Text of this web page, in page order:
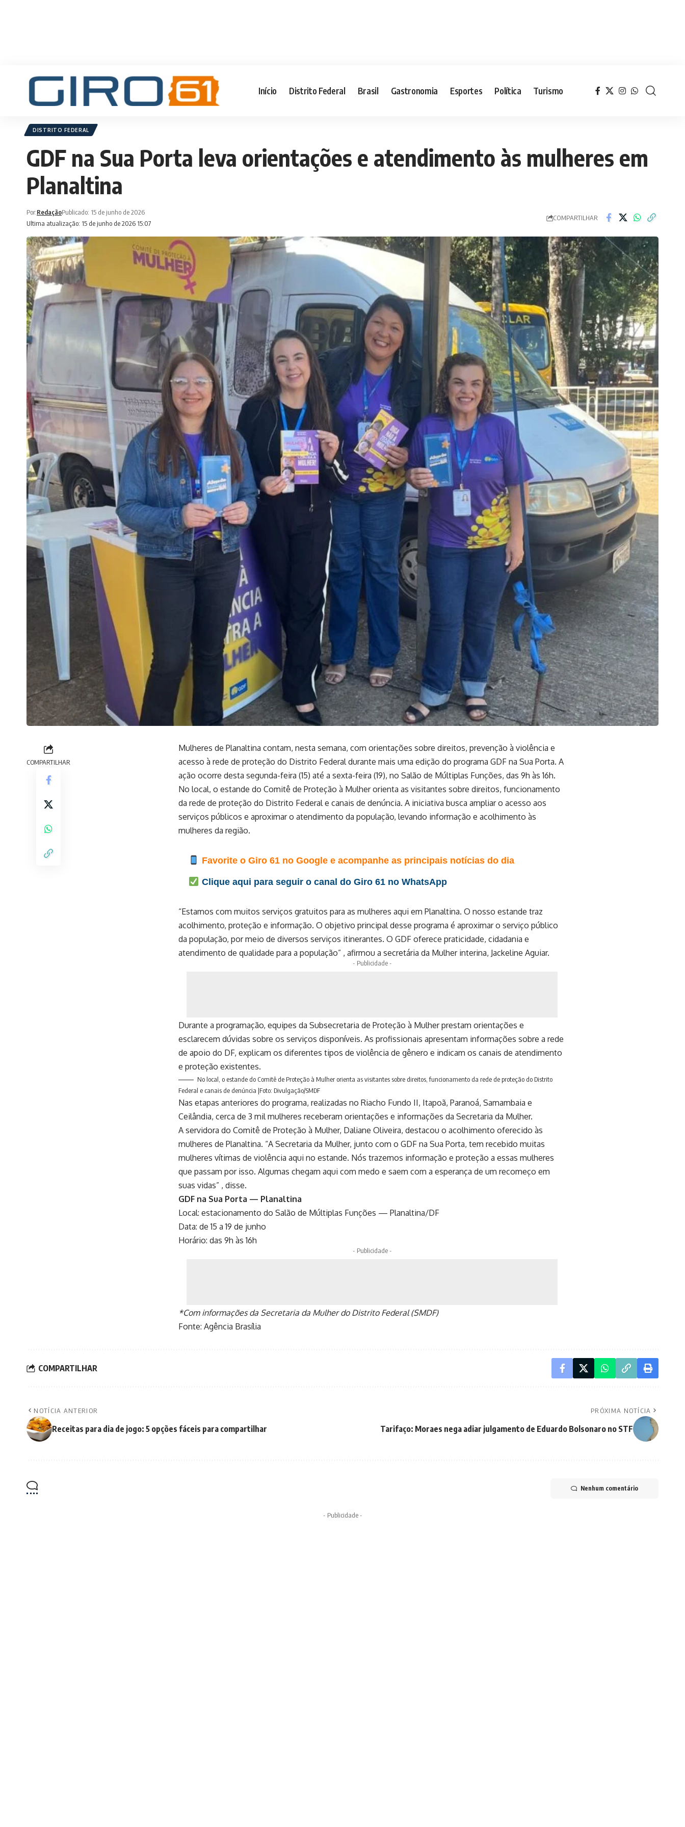
Início Distrito Federal Brasil Gastronomia Esportes Política Turismo
DISTRITO FEDERAL
GDF na Sua Porta leva orientações e atendimento às mulheres em
Planaltina
Ultima atualização: 15 de junho de 2026 15:07
Por:RedaçãoPublicado: 15 de junho de 2026
COMPARTILHAR
COMPARTILHAR
Mulheres de Planaltina contam, nesta semana, com orientações sobre direitos, prevenção à violência e
acesso à rede de proteção do Distrito Federal durante mais uma edição do programa GDF na Sua Porta. A
ação ocorre desta segunda-feira (15) até a sexta-feira (19), no Salão de Múltiplas Funções, das 9h às 16h.
No local, o estande do Comitê de Proteção à Mulher orienta as visitantes sobre direitos, funcionamento
da rede de proteção do Distrito Federal e canais de denúncia. A iniciativa busca ampliar o acesso aos
serviços públicos e aproximar o atendimento da população, levando informação e acolhimento às
mulheres da região.
Favorite o Giro 61 no Google e acompanhe as principais notícias do dia
Clique aqui para seguir o canal do Giro 61 no WhatsApp
“Estamos com muitos serviços gratuitos para as mulheres aqui em Planaltina. O nosso estande traz
acolhimento, proteção e informação. O objetivo principal desse programa é aproximar o serviço público
da população, por meio de diversos serviços itinerantes. O GDF oferece praticidade, cidadania e
atendimento de qualidade para a população” , afirmou a secretária da Mulher interina, Jackeline Aguiar.
- Publicidade -
Durante a programação, equipes da Subsecretaria de Proteção à Mulher prestam orientações e
esclarecem dúvidas sobre os serviços disponíveis. As profissionais apresentam informações sobre a rede
de apoio do DF, explicam os diferentes tipos de violência de gênero e indicam os canais de atendimento
e proteção existentes.
No local, o estande do Comitê de Proteção à Mulher orienta as visitantes sobre direitos, funcionamento da rede de proteção do Distrito
Federal e canais de denúncia |Foto: Divulgação/SMDF
Nas etapas anteriores do programa, realizadas no Riacho Fundo II, Itapoã, Paranoá, Samambaia e
Ceilândia, cerca de 3 mil mulheres receberam orientações e informações da Secretaria da Mulher.
A servidora do Comitê de Proteção à Mulher, Daliane Oliveira, destacou o acolhimento oferecido às
mulheres de Planaltina. “A Secretaria da Mulher, junto com o GDF na Sua Porta, tem recebido muitas
mulheres vítimas de violência aqui no estande. Nós trazemos informação e proteção a essas mulheres
que passam por isso. Algumas chegam aqui com medo e saem com a esperança de um recomeço em
suas vidas” , disse.
GDF na Sua Porta — Planaltina
Local: estacionamento do Salão de Múltiplas Funções — Planaltina/DF
Data: de 15 a 19 de junho
Horário: das 9h às 16h
- Publicidade -
*Com informações da Secretaria da Mulher do Distrito Federal (SMDF)
Fonte: Agência Brasília
COMPARTILHAR
NOTÍCIA ANTERIOR
Receitas para dia de jogo: 5 opções fáceis para compartilhar
PRÓXIMA NOTÍCIA
Tarifaço: Moraes nega adiar julgamento de Eduardo Bolsonaro no STF
Nenhum comentário
- Publicidade -